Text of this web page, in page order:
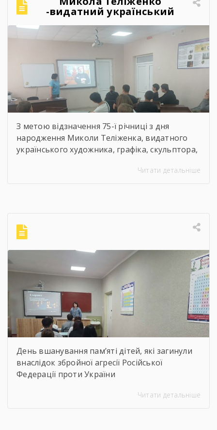
-видатний український
художник, графік,
скульптор, майстер
декоративно-ужиткового
мистецтва
З метою відзначення 75-ї річниці з дня
народження Миколи Теліженка, видатного
українського художника, графіка, скульптора,
мистецтва, члена Національної спілки
години, під час яких студенти здійснили
віртуальну подорож до музею митця, де
кожен зміг побачити неймовірну
філігранність витинанок, графіки […]
Читати детальніше
День вшанування пам’яті дітей, які загинули
внаслідок збройної агресії Російської
Федерації проти України
Читати детальніше